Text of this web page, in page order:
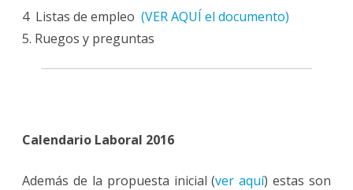
4 Listas de empleo (VER AQUÍ el documento)
5. Ruegos y preguntas
Calendario Laboral 2016
Además de la propuesta inicial (ver aquí) estas son